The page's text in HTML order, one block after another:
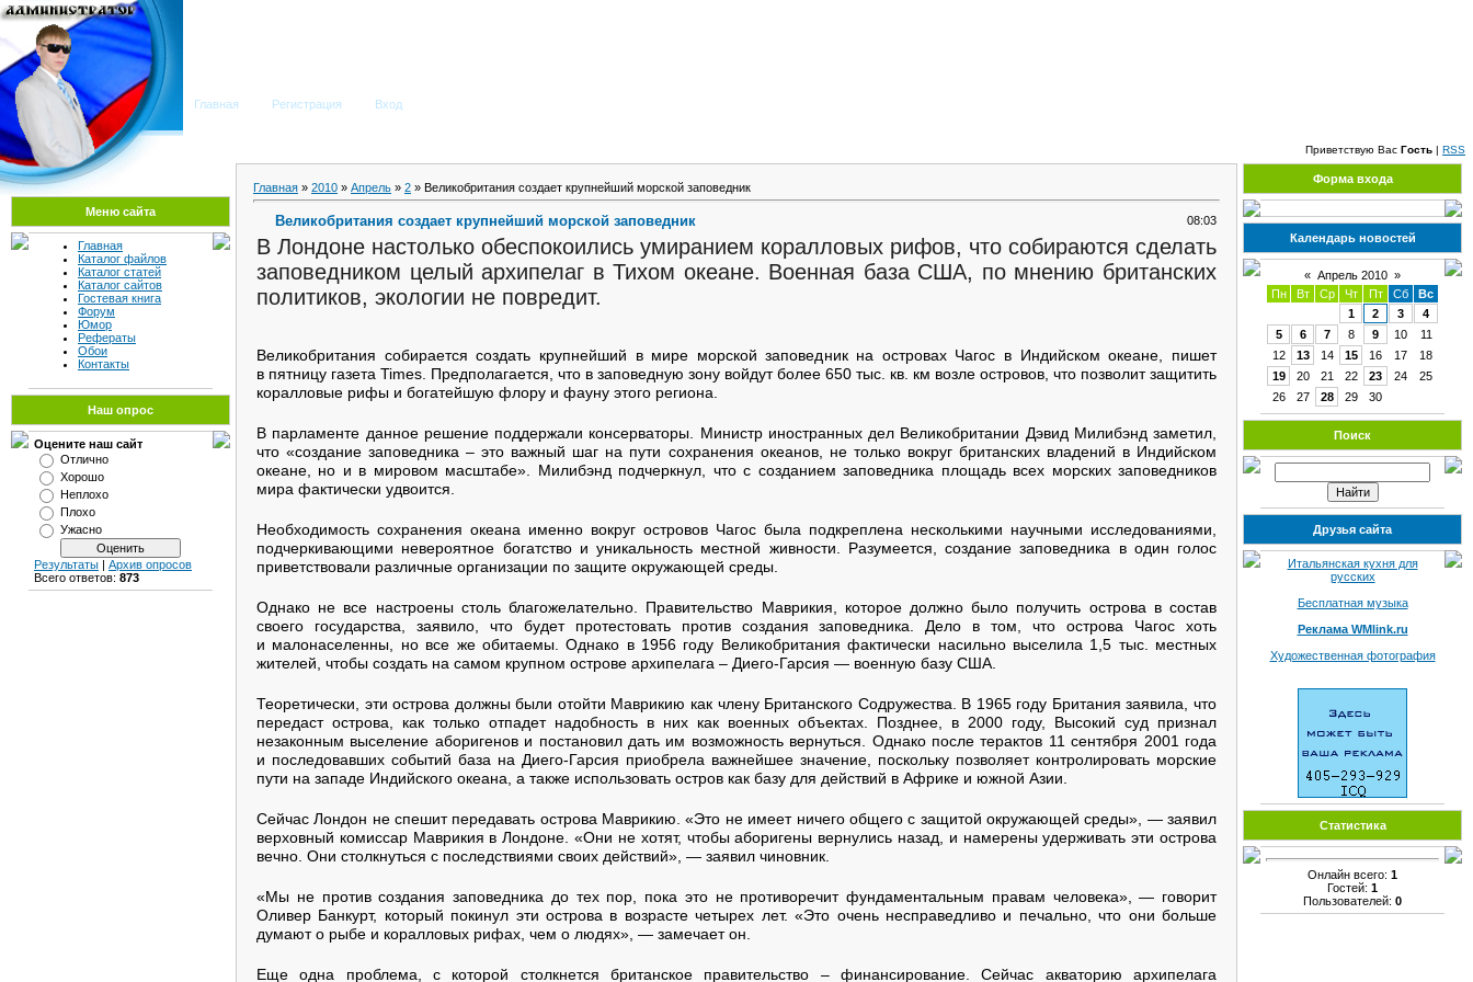
Главная Регистрация Вход
Приветствую Вас Гость | RSS
Меню сайта
Главная
Каталог файлов
Каталог статей
Каталог сайтов
Гостевая книга
Форум
Юмор
Рефераты
Обои
Контакты
Наш опрос
Оцените наш сайт
Отлично
Хорошо
Неплохо
Плохо
Ужасно
Результаты | Архив опросов
Всего ответов: 873
Главная » 2010 » Апрель » 2 » Великобритания создает крупнейший морской заповедник
Великобритания создает крупнейший морской заповедник 08:03
В Лондоне настолько обеспокоились умиранием коралловых рифов, что собираются сделать
заповедником целый архипелаг в Тихом океане. Военная база США, по мнению британских
политиков, экологии не повредит.
Великобритания собирается создать крупнейший в мире морской заповедник на островах Чагос в Индийском океане, пишет
в пятницу газета Times. Предполагается, что в заповедную зону войдут более 650 тыс. кв. км возле островов, что позволит защитить
коралловые рифы и богатейшую флору и фауну этого региона.
В парламенте данное решение поддержали консерваторы. Министр иностранных дел Великобритании Дэвид Милибэнд заметил,
что «создание заповедника – это важный шаг на пути сохранения океанов, не только вокруг британских владений в Индийском
океане, но и в мировом масштабе». Милибэнд подчеркнул, что с созданием заповедника площадь всех морских заповедников
мира фактически удвоится.
Необходимость сохранения океана именно вокруг островов Чагос была подкреплена несколькими научными исследованиями,
подчеркивающими невероятное богатство и уникальность местной живности. Разумеется, создание заповедника в один голос
приветствовали различные организации по защите окружающей среды.
Однако не все настроены столь благожелательно. Правительство Маврикия, которое должно было получить острова в состав
своего государства, заявило, что будет протестовать против создания заповедника. Дело в том, что острова Чагос хоть
и малонаселенны, но все же обитаемы. Однако в 1956 году Великобритания фактически насильно выселила 1,5 тыс. местных
жителей, чтобы создать на самом крупном острове архипелага – Диего-Гарсия — военную базу США.
Теоретически, эти острова должны были отойти Маврикию как члену Британского Содружества. В 1965 году Британия заявила, что
передаст острова, как только отпадет надобность в них как военных объектах. Позднее, в 2000 году, Высокий суд признал
незаконным выселение аборигенов и постановил дать им возможность вернуться. Однако после терактов 11 сентября 2001 года
и последовавших событий база на Диего-Гарсия приобрела важнейшее значение, поскольку позволяет контролировать морские
пути на западе Индийского океана, а также использовать остров как базу для действий в Африке и южной Азии.
Сейчас Лондон не спешит передавать острова Маврикию. «Это не имеет ничего общего с защитой окружающей среды», — заявил
верховный комиссар Маврикия в Лондоне. «Они не хотят, чтобы аборигены вернулись назад, и намерены удерживать эти острова
вечно. Они столкнуться с последствиями своих действий», — заявил чиновник.
«Мы не против создания заповедника до тех пор, пока это не противоречит фундаментальным правам человека», — говорит
Оливер Банкурт, который покинул эти острова в возрасте четырех лет. «Это очень несправедливо и печально, что они больше
думают о рыбе и коралловых рифах, чем о людях», — замечает он.
Еще одна проблема, с которой столкнется британское правительство – финансирование. Сейчас акваторию архипелага
Форма входа
Календарь новостей
« Апрель 2010 »
Пн
Вт Ср Чт Пт Сб
Вс
1
2 3
4
5
6 7 8 9 10
11
12
13 14 15 16 17
18
19
20 21 22 23 24
25
26
27 28 29 30
Поиск
Друзья сайта
Итальянская кухня для
русских
Бесплатная музыка
Реклама WMlink.ru
Художественная фотография
Статистика
Онлайн всего: 1
Гостей: 1
Пользователей: 0